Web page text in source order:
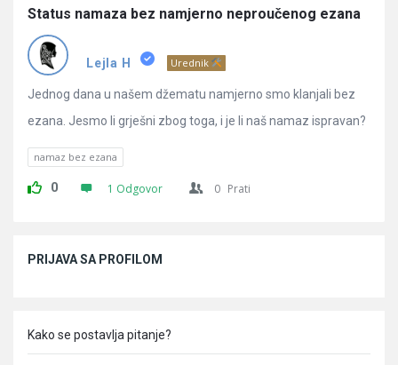
Latest
Pitanja
Status namaza bez namjerno neproučenog ezana
Lejla H Urednik
Jednog dana u našem džematu namjerno smo klanjali bez
ezana. Jesmo li grješni zbog toga, i je li naš namaz ispravan?
namaz bez ezana
0 1 Odgovor 0 Prati
PRIJAVA SA PROFILOM
Kako se postavlja pitanje?